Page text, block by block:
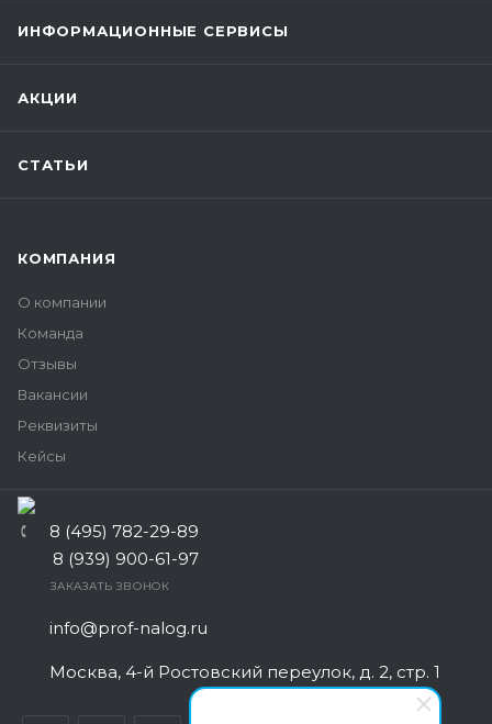
ИНФОРМАЦИОННЫЕ СЕРВИСЫ
АКЦИИ
СТАТЬИ
КОМПАНИЯ
О компании
Команда
Отзывы
Вакансии
Реквизиты
Кейсы
8 (495) 782-29-89
8 (939) 900-61-97
ЗАКАЗАТЬ ЗВОНОК
info@prof-nalog.ru
Москва, 4-й Ростовский переулок, д. 2, стр. 1